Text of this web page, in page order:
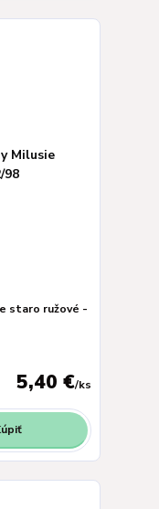
staro ružové -
5,40 €/ks